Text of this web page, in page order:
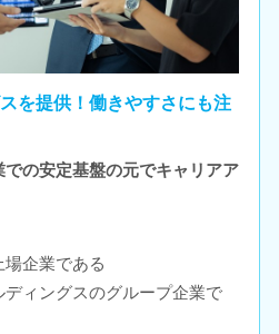
を提供！働きやすさにも注
での安定基盤の元でキャリアア
企業である
ィングスのグループ企業で